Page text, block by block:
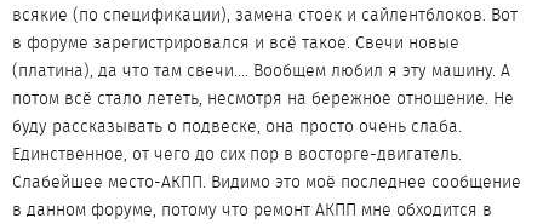
всякие (по спецификации), замена стоек и сайлентблоков. Вот
в форуме зарегистрировался и всё такое. Свечи новые
(платина), да что там свечи.... Вообщем любил я эту машину. А
потом всё стало лететь, несмотря на бережное отношение. Не
буду рассказывать о подвеске, она просто очень слаба.
Единственное, от чего до сих пор в восторге-двигатель.
Слабейшее место-АКПП. Видимо это моё последнее сообщение
в данном форуме, потому что ремонт АКПП мне обходится в